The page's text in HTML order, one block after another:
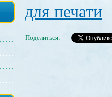
для печати
Поделиться: